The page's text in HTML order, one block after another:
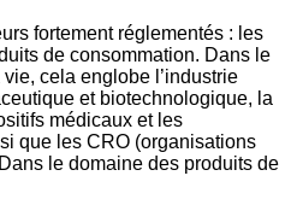
fortement réglementés : les
de consommation. Dans le
cela englobe l’industrie
et biotechnologique, la
médicaux et les
que les CRO (organisations
le domaine des produits de